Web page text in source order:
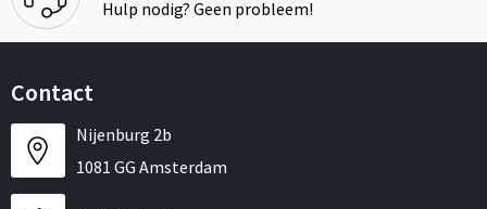
Hulp nodig? Geen probleem!
Contact
Nijenburg 2b
1081 GG Amsterdam